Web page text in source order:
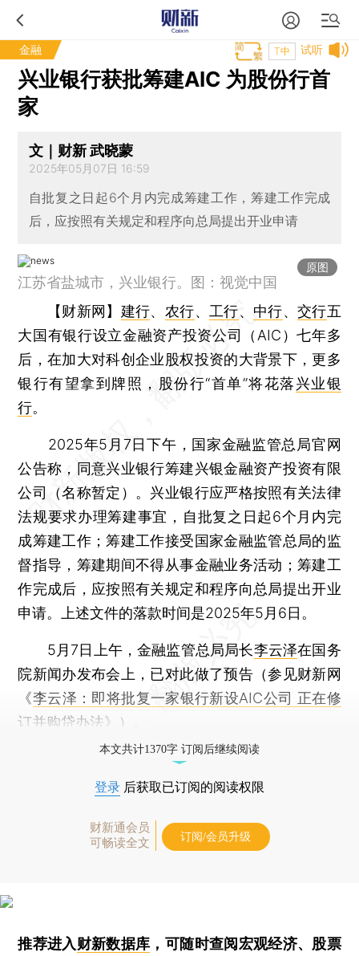
金融 试听
T中
兴业银行获批筹建AIC 为股份行首
家
文｜财新 武晓蒙
2025年05月07日 16:59
自批复之日起6个月内完成筹建工作，筹建工作完成
后，应按照有关规定和程序向总局提出开业申请
原图
江苏省盐城市，兴业银行。图：视觉中国
【财新网】 建行、 农行、 工行、 中行、 交行五
大国有银行设立金融资产投资公司（AIC）七年多
后，在加大对科创企业股权投资的大背景下，更多
银行有望拿到牌照，股份行“首单”将花落兴业银
行。
2025年5月7日下午，国家金融监管总局官网
公告称，同意兴业银行筹建兴银金融资产投资有限
公司（名称暂定）。兴业银行应严格按照有关法律
法规要求办理筹建事宜，自批复之日起6个月内完
成筹建工作；筹建工作接受国家金融监管总局的监
督指导，筹建期间不得从事金融业务活动；筹建工
作完成后，应按照有关规定和程序向总局提出开业
申请。上述文件的落款时间是2025年5月6日。
5月7日上午，金融监管总局局长李云泽在国务
院新闻办发布会上，已对此做了预告（参见财新网
《李云泽：即将批复一家银行新设AIC公司 正在修
订并购贷办法》）。
本文共计1370字 订阅后继续阅读
登录 后获取已订阅的阅读权限
财新通会员
可畅读全文
订阅/会员升级
推荐进入财新数据库 ，可随时查阅宏观经济、股票